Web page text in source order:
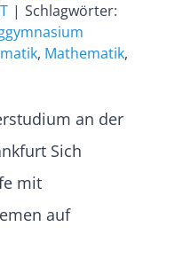
| Schlagwörter:
, Mathematik,
an der
Sich
mit
auf